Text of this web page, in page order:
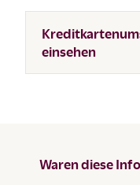
einsehen
Waren diese